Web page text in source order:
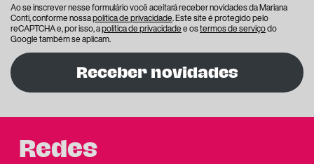
Ao se inscrever nesse formulário você aceitará receber novidades da Mariana
Conti, conforme nossapolítica de privacidade. Este site é protegido pelo
reCAPTCHA e, por isso, apolítica de privacidadee ostermos de serviçodo
Google também se aplicam.
Receber novidades
Redes